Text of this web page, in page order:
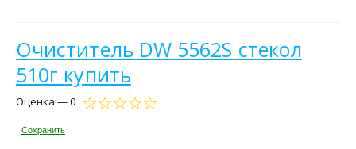
Очиститель DW 5562S стекол
510г купить
Оценка — 0
Сохранить